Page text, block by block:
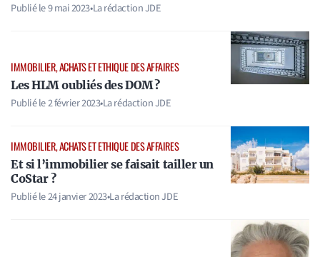
Publié le9 mai 2023•La rédaction JDE
IMMOBILIER, ACHATS ET ETHIQUE DES AFFAIRES
Les HLM oubliés des DOM ?
Publié le2 février 2023•La rédaction JDE
IMMOBILIER, ACHATS ET ETHIQUE DES AFFAIRES
Et si l’immobilier se faisait tailler un
CoStar ?
Publié le24 janvier 2023•La rédaction JDE